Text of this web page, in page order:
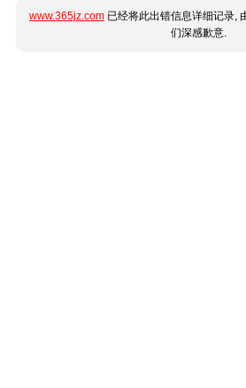
www.365jz.com 已经将此出错信息详细记录,
们深感歉意.